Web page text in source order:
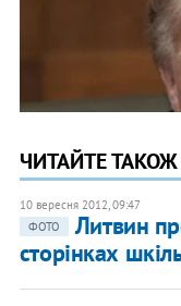
ЧИТАЙТЕ ТАКОЖ
10 вересня 2012, 09:47
ФОТО
Литвин
сторінках